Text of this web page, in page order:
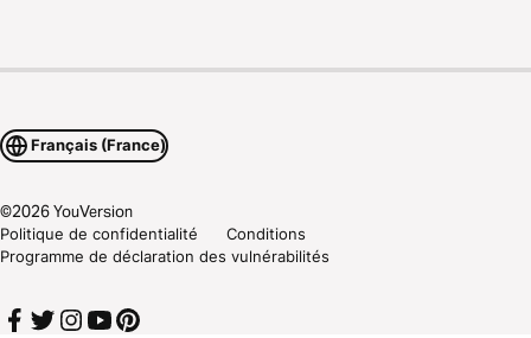
Français (France)
©2026YouVersion
Politique de confidentialité
Conditions
Programme de déclaration des vulnérabilités